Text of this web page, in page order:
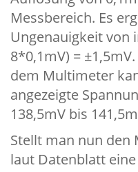
Messbereich. Es
Ungenauigkeit von
8*0,1mV) =
dem Multimeter
angezeigte
138,5mV bis
Stellt man nun den
laut Datenblatt